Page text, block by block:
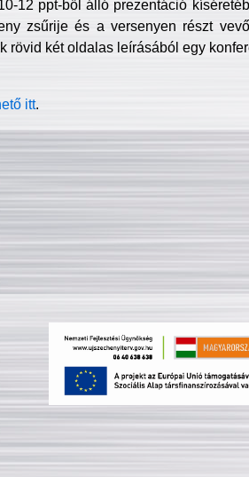
12 ppt-ből álló prezentáció
zsűrije és a versenyen részt
rövid két oldalas leírásából egy
itt.